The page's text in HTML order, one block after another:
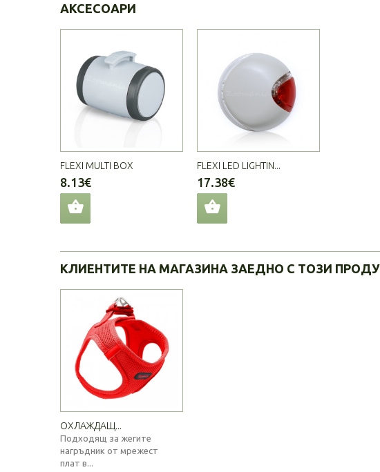
АКСЕСОАРИ
FLEXI MULTI BOX
8.13€
FLEXI LED LIGHTIN...
17.38€
КЛИЕНТИТЕ НА МАГАЗИНА ЗАЕДНО С ТОЗИ
ОХЛАЖДАЩ...
Подходящ за жегите
нагръдник от мрежест
плат в...